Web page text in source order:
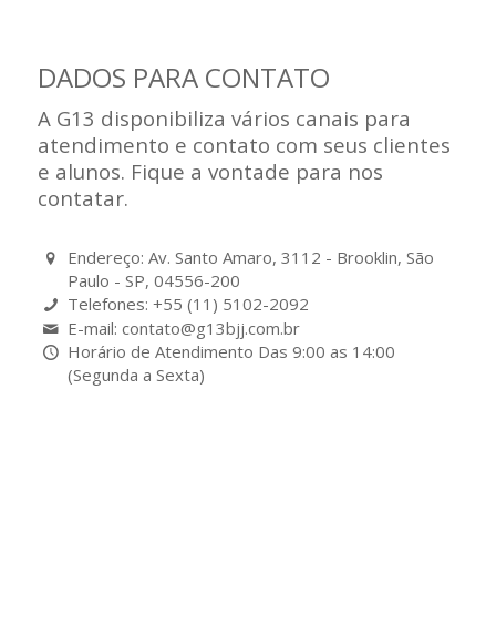
DADOS PARA CONTATO
A G13 disponibiliza vários canais para
atendimento e contato com seus clientes
e alunos. Fique a vontade para nos
contatar.
Endereço: Av. Santo Amaro, 3112 - Brooklin, São
Paulo - SP, 04556-200
Telefones: +55 (11) 5102-2092
E-mail: contato@g13bjj.com.br
Horário de Atendimento Das 9:00 as 14:00
(Segunda a Sexta)